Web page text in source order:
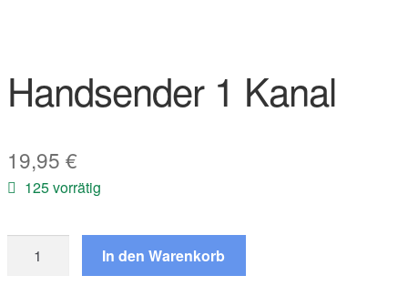
Handsender 1 Kanal
19,95 €
125 vorrätig
In den Warenkorb